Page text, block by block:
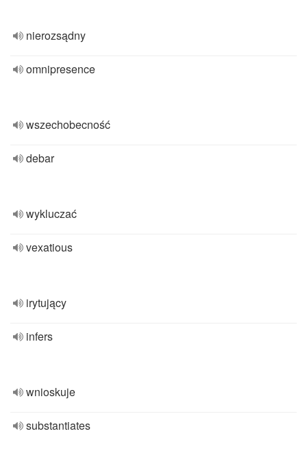
nierozsądny
omnipresence
wszechobecność
debar
wykluczać
vexatious
irytujący
infers
wnioskuje
substantiates